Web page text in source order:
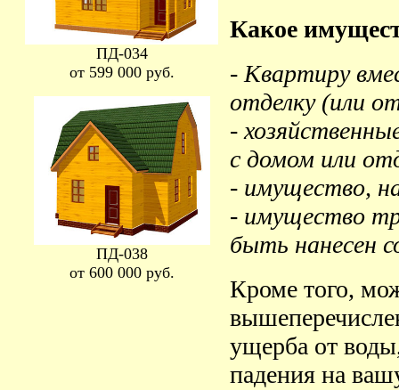
ПД-034
от 599 000 руб.
ПД-038
от 600 000 руб.
Какое
- Квартиру
отделку (или
-
с домом или
- имущество,
- имущество
быть нанесен
Кроме того,
ущерба от
падения на